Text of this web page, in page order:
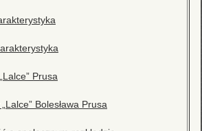
Prusa
Bolesława Prusa